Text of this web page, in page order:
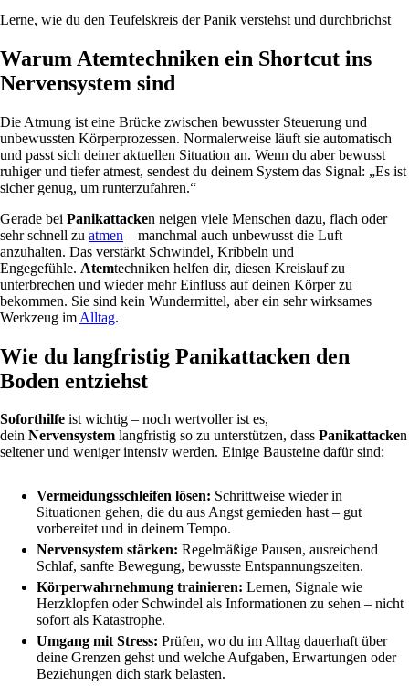
Lerne, wie du den Teufelskreis der Panik verstehst und durchbrichst
Warum Atemtechniken ein Shortcut ins
Nervensystem sind
Die Atmung ist eine Brücke zwischen bewusster Steuerung und
unbewussten Körperprozessen. Normalerweise läuft sie automatisch
und passt sich deiner aktuellen Situation an. Wenn du aber bewusst
ruhiger und tiefer atmest, sendest du deinem System das Signal: „Es ist
sicher genug, um runterzufahren.“
Gerade bei Panikattacken neigen viele Menschen dazu, flach oder
sehr schnell zu atmen – manchmal auch unbewusst die Luft
anzuhalten. Das verstärkt Schwindel, Kribbeln und
Engegefühle. Atemtechniken helfen dir, diesen Kreislauf zu
unterbrechen und wieder mehr Einfluss auf deinen Körper zu
bekommen. Sie sind kein Wundermittel, aber ein sehr wirksames
Werkzeug im Alltag.
Wie du langfristig Panikattacken den
Boden entziehst
Soforthilfe ist wichtig – noch wertvoller ist es,
dein Nervensystem langfristig so zu unterstützen, dass Panikattacken
seltener und weniger intensiv werden. Einige Bausteine dafür sind:
Vermeidungsschleifen lösen: Schrittweise wieder in
Situationen gehen, die du aus Angst gemieden hast – gut
vorbereitet und in deinem Tempo.
Nervensystem stärken: Regelmäßige Pausen, ausreichend
Schlaf, sanfte Bewegung, bewusste Entspannungszeiten.
Körperwahrnehmung trainieren: Lernen, Signale wie
Herzklopfen oder Schwindel als Informationen zu sehen – nicht
sofort als Katastrophe.
Umgang mit Stress: Prüfen, wo du im Alltag dauerhaft über
deine Grenzen gehst und welche Aufgaben, Erwartungen oder
Beziehungen dich stark belasten.